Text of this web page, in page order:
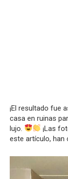
¡El resultado fue
casa en ruinas
lujo.
¡Las
este artículo, han